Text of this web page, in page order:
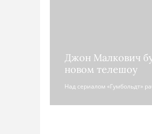
Джон Малкович
новом телешоу
Над сериалом «Гумбольдт»